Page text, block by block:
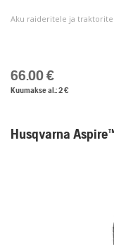
Aku raideritele ja
66.00 €
Kuumakse al.: 2 €
Husqvarna